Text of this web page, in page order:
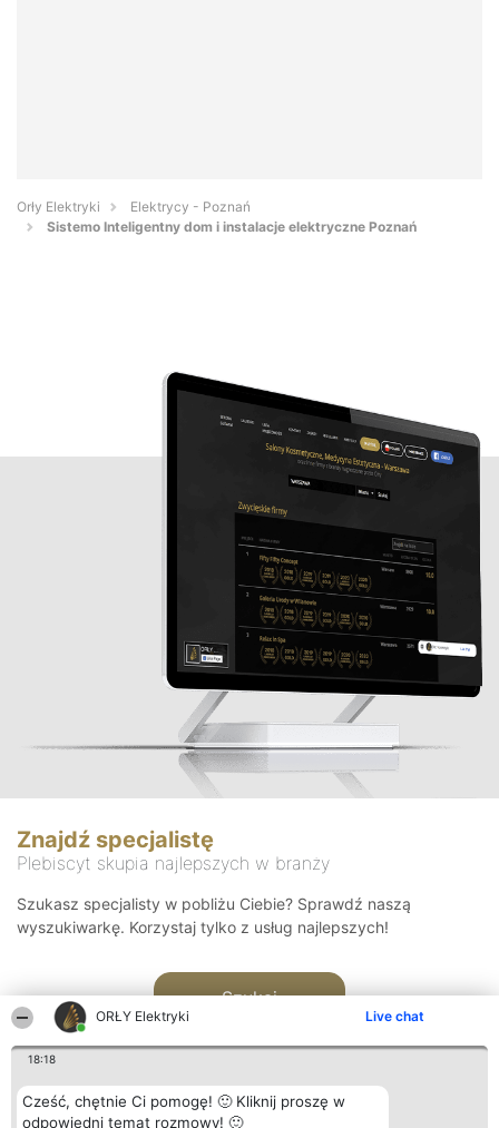
ORŁY Elektryki Live chat
18:18
Cześć, chętnie Ci pomogę! 🙂 Kliknij proszę w
odpowiedni temat rozmowy! 🙂
Orły Elektryki
Elektrycy - Poznań
Sistemo Inteligentny dom i instalacje elektryczne Poznań
Znajdź specjalistę
Plebiscyt skupia najlepszych w branży
Szukasz specjalisty w pobliżu Ciebie? Sprawdź naszą
wyszukiwarkę. Korzystaj tylko z usług najlepszych!
Szukaj